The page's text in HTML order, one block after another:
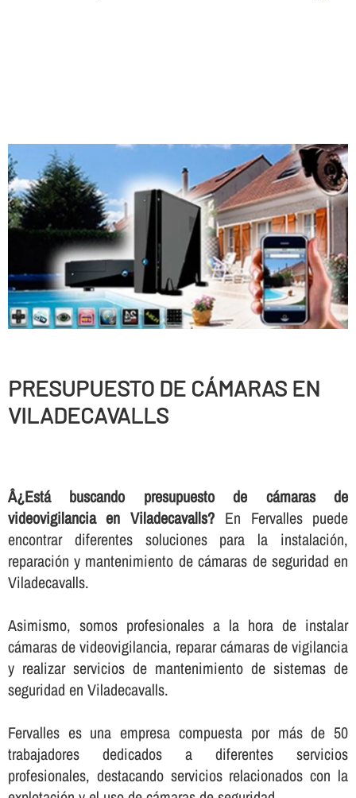
PRESUPUESTO DE CÁMARAS EN
VILADECAVALLS
Â¿Está buscando presupuesto de cámaras de
videovigilancia en Viladecavalls? En Fervalles puede
encontrar diferentes soluciones para la instalación,
reparación y mantenimiento de cámaras de seguridad en
Viladecavalls.
Asimismo, somos profesionales a la hora de instalar
cámaras de videovigilancia, reparar cámaras de vigilancia
y realizar servicios de mantenimiento de sistemas de
seguridad en Viladecavalls.
Fervalles es una empresa compuesta por más de 50
trabajadores dedicados a diferentes servicios
profesionales, destacando servicios relacionados con la